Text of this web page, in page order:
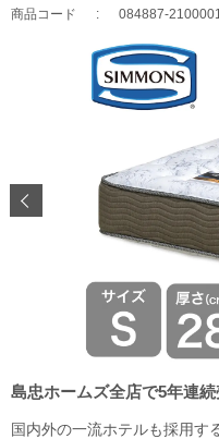
商品コード 084887-
島忠ホームズ全店で5年連
国内外の一流ホテルも採用す